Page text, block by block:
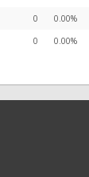
0
0.00%
0 0.00%